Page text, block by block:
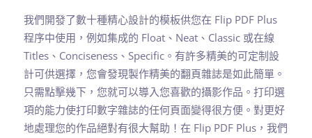
我們開發了數十種精心設計的模板供您在 Flip PDF Plus
程序中使用，例如集成的 Float、Neat、Classic 或在線
Titles、Conciseness、Specific。有許多精美的可定制設
計可供選擇，您會發現製作精美的翻頁雜誌是如此簡單。
只需點擊幾下，您就可以導入您喜歡的攝影作品。打印選
項的能力使打印數字雜誌的任何頁面變得很方便。對更好
地處理您的作品絕對有很大幫助！在 Flip PDF Plus，我們